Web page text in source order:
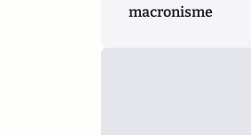
macronisme